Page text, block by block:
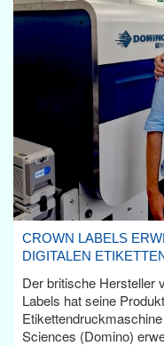
CROWN LABELS
DIGITALEN
Der britische Hersteller
Labels hat seine
Sciences (Domino)